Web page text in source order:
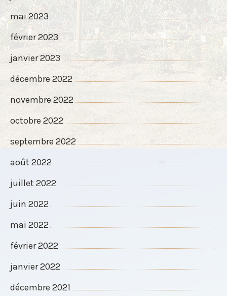
mai 2023
février 2023
janvier 2023
décembre 2022
novembre 2022
octobre 2022
septembre 2022
août 2022
juillet 2022
juin 2022
mai 2022
février 2022
janvier 2022
décembre 2021